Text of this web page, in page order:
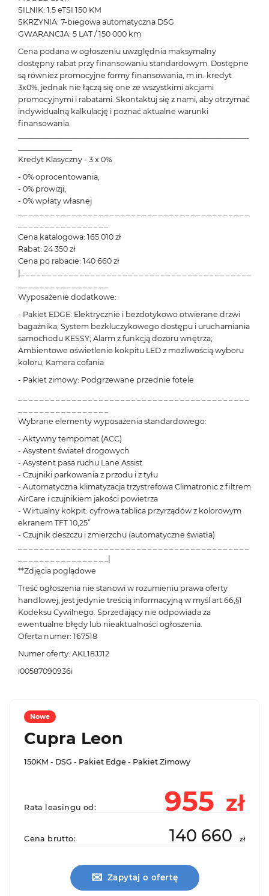
SILNIK: 1.5 eTSI 150 KM
SKRZYNIA: 7-biegowa automatyczna DSG
GWARANCJA: 5 LAT / 150 000 km
Cena podana w ogłoszeniu uwzględnia maksymalny
dostępny rabat przy finansowaniu standardowym. Dostępne
są również promocyjne formy finansowania, m.in. kredyt
3x0%, jednak nie łączą się one ze wszystkimi akcjami
promocyjnymi i rabatami. Skontaktuj się z nami, aby otrzymać
indywidualną kalkulację i poznać aktualne warunki
finansowania.
Kredyt Klasyczny - 3 x 0%
- 0% oprocentowania,
- 0% prowizji,
- 0% wpłaty własnej
Cena katalogowa: 165 010 zł
Rabat: 24 350 zł
Cena po rabacie: 140 660 zł
Wyposażenie dodatkowe:
- Pakiet EDGE: Elektrycznie i bezdotykowo otwierane drzwi
bagażnika; System bezkluczykowego dostępu i uruchamiania
samochodu KESSY; Alarm z funkcją dozoru wnętrza;
Ambientowe oświetlenie kokpitu LED z możliwością wyboru
koloru; Kamera cofania
- Pakiet zimowy: Podgrzewane przednie fotele
Wybrane elementy wyposażenia standardowego:
- Aktywny tempomat (ACC)
- Asystent świateł drogowych
- Asystent pasa ruchu Lane Assist
- Czujniki parkowania z przodu i z tyłu
- Automatyczna klimatyzacja trzystrefowa Climatronic z filtrem
AirCare i czujnikiem jakości powietrza
- Wirtualny kokpit: cyfrowa tablica przyrządów z kolorowym
ekranem TFT 10,25”
- Czujnik deszczu i zmierzchu (automatyczne światła)
**Zdjęcia poglądowe
Treść ogłoszenia nie stanowi w rozumieniu prawa oferty
handlowej, jest jedynie treścią informacyjną w myśl art.66,§1
Kodeksu Cywilnego. Sprzedający nie odpowiada za
ewentualne błędy lub nieaktualności ogłoszenia.
Oferta numer: 167518
Numer oferty: AKL18JJ12
i00587090936i
Nowe
Cupra Leon
150KM - DSG - Pakiet Edge - Pakiet Zimowy
Rata leasingu od: 955 zł
Cena brutto: 140 660 zł
✉ Zapytaj o ofertę